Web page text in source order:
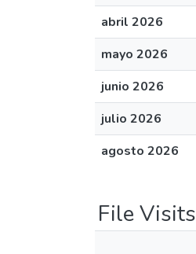
abril 2026
mayo 2026
junio 2026
julio 2026
agosto 2026
File Visits